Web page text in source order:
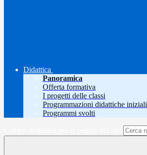
Didattica
Panoramica
Offerta formativa
I progetti delle classi
Programmazioni didattiche iniziali
Programmi svolti